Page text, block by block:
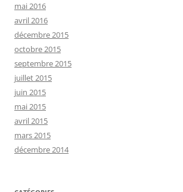
mai 2016
avril 2016
décembre 2015
octobre 2015
septembre 2015
juillet 2015
juin 2015
mai 2015
avril 2015
mars 2015
décembre 2014